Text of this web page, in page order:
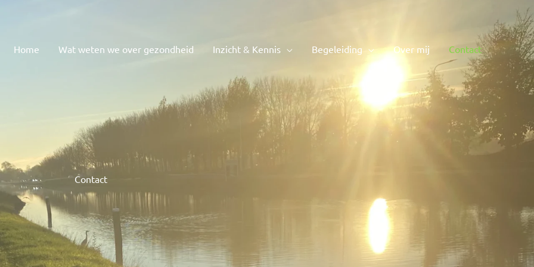
Home Wat weten we over gezondheid Inzicht & Kennis Begeleiding Over mij Contact
Contact